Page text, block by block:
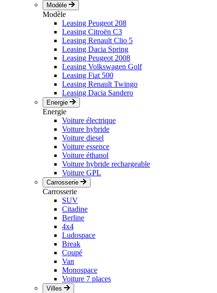
Modèle
Modèle
Leasing Peugeot 208
Leasing Citroën C3
Leasing Renault Clio 5
Leasing Dacia Spring
Leasing Peugeot 2008
Leasing Volkswagen Golf
Leasing Fiat 500
Leasing Renault Twingo
Leasing Dacia Sandero
Energie
Energie
Voiture électrique
Voiture hybride
Voiture diesel
Voiture essence
Voiture éthanol
Voiture hybride rechargeable
Voiture GPL
Carrosserie
Carrosserie
SUV
Citadine
Berline
4x4
Ludospace
Break
Coupé
Van
Monospace
Voiture 7 places
Villes